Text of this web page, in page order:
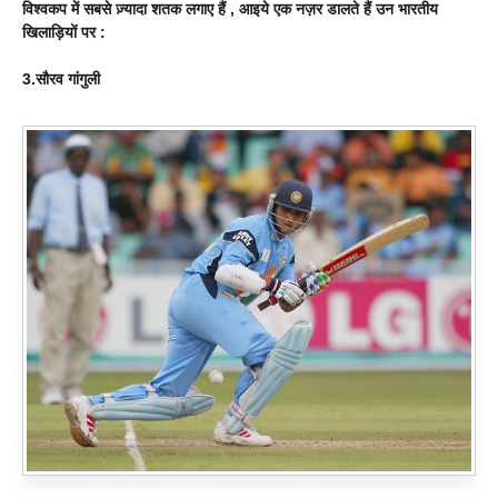
विश्वकप में सबसे ज़्यादा शतक लगाए हैं , आइये एक नज़र डालते हैं उन भारतीय
खिलाड़ियों पर :
3.सौरव गांगुली